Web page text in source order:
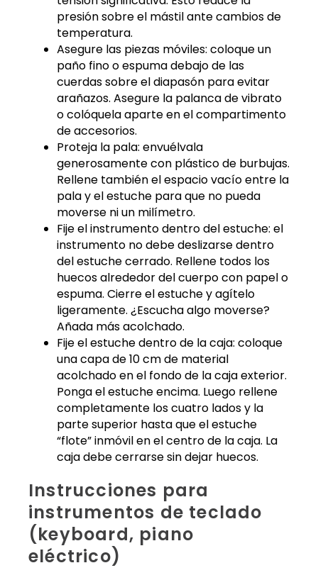
presión sobre el mástil ante cambios de
temperatura.
Asegure las piezas móviles: coloque un
paño fino o espuma debajo de las
cuerdas sobre el diapasón para evitar
arañazos. Asegure la palanca de vibrato
o colóquela aparte en el compartimento
de accesorios.
Proteja la pala: envuélvala
generosamente con plástico de burbujas.
Rellene también el espacio vacío entre la
pala y el estuche para que no pueda
moverse ni un milímetro.
Fije el instrumento dentro del estuche: el
instrumento no debe deslizarse dentro
del estuche cerrado. Rellene todos los
huecos alrededor del cuerpo con papel o
espuma. Cierre el estuche y agítelo
ligeramente. ¿Escucha algo moverse?
Añada más acolchado.
Fije el estuche dentro de la caja: coloque
una capa de 10 cm de material
acolchado en el fondo de la caja exterior.
Ponga el estuche encima. Luego rellene
completamente los cuatro lados y la
parte superior hasta que el estuche
“flote” inmóvil en el centro de la caja. La
caja debe cerrarse sin dejar huecos.
Instrucciones para
instrumentos de teclado
(keyboard, piano
eléctrico)